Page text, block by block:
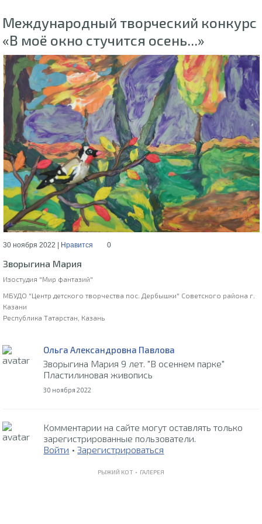
Международный творческий конкурс
«В моё окно стучится осень...»
30 ноября 2022 | Нравится 0
Зворыгина Мария
Изостудия "Мир фантазий"
МБУДО "Центр детского творчества пос. Дербышки" Советского района г.
Казани
Республика Татарстан, Казань
Ольга Александровна Павлова
Зворыгина Мария 9 лет. "В осеннем парке"
Пластилиновая живопись
30 ноября 2022
Комментарии на сайте могут оставлять только
зарегистрированные пользователи.
Войти •Зарегистрироваться
РЫЖИЙ КОТ • ГАЛЕРЕЯ